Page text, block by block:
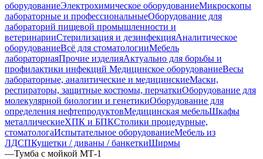
оборудованиеЭлектрохимическое оборудованиеМикроскопы
лабораторные и профессиональныеОборудование для
лабораторий пищевой промышленности и
ветеринарииСтерилизация и дезинфекцияАналитическое
оборудованиеВсё для стоматологииМебель
лабораторнаяПрочие изделияАктуально для борьбы и
профилактики инфекций Медицинское оборудованиеВесы
лабораторные, аналитические и медицинскиеМаски,
респираторы, защитные костюмы, перчаткиОборудование для
молекулярной биологии и генетикиОборудование для
определения нефтепродуктовМедицинская мебельШкафы
металлическиеХПК и БПКСтолики процедурные,
стоматологаИспытательное оборудованиеМебель из
ЛДСПКушетки / диваны / банкеткиШирмы
—Тумба с мойкой МТ-1